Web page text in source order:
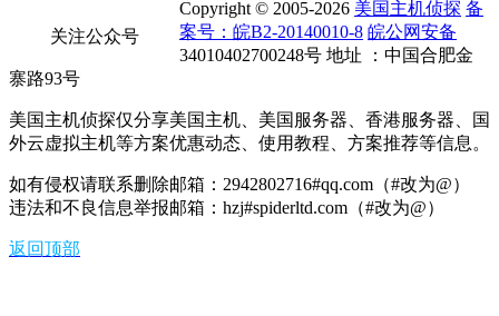
关注公众号
Copyright © 2005-2026 美国主机侦探 备
案号：皖B2-20140010-8 皖公网安备
34010402700248号 地址 ：中国合肥金
寨路93号
美国主机侦探仅分享美国主机、美国服务器、香港服务器、国
外云虚拟主机等方案优惠动态、使用教程、方案推荐等信息。
如有侵权请联系删除邮箱：2942802716#qq.com（#改为@）
违法和不良信息举报邮箱：hzj#spiderltd.com（#改为@）
返回顶部